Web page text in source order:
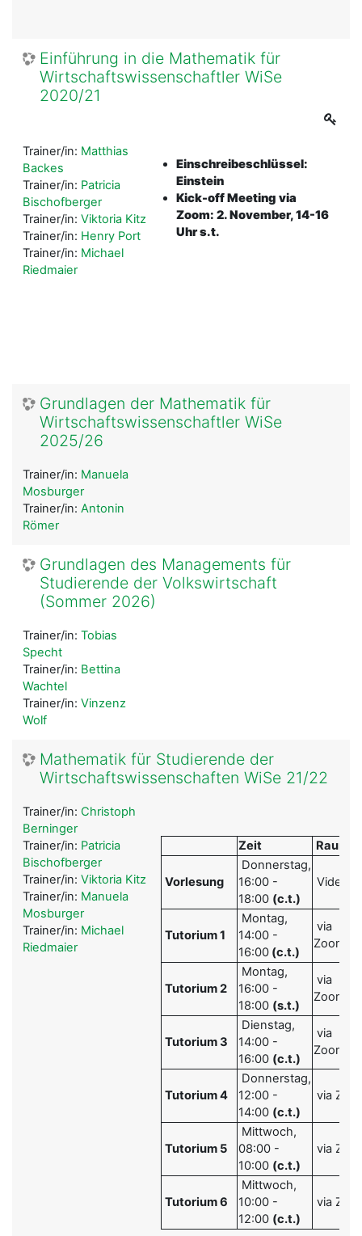
Einführung in die Mathematik für
Wirtschaftswissenschaftler WiSe
2020/21
Einschreibeschlüssel:
Einstein
Kick-off Meeting via
Zoom:2. November, 14-16
Uhr s.t.
Trainer/in: Matthias
Backes
Trainer/in: Patricia
Bischofberger
Trainer/in: Viktoria Kitz
Trainer/in: Henry Port
Trainer/in: Michael
Riedmaier
Grundlagen der Mathematik für
Wirtschaftswissenschaftler WiSe
2025/26
Trainer/in: Manuela
Mosburger
Trainer/in: Antonin
Römer
Grundlagen des Managements für
Studierende der Volkswirtschaft
(Sommer 2026)
Trainer/in: Tobias
Specht
Trainer/in: Bettina
Wachtel
Trainer/in: Vinzenz
Wolf
Mathematik für Studierende der
Wirtschaftswissenschaften WiSe 21/22
Zeit Raum
Vorlesung
Donnerstag,
16:00 -
18:00 (c.t.)
Tutorium 1
Montag,
14:00 -
16:00(c.t.)
via
Zoom
Tutorium 2
Montag,
16:00 -
18:00 (s.t.)
via
Zoom
Tutorium 3
Dienstag,
14:00 -
16:00 (c.t.)
via
Zoom
Tutorium 4
Donnerstag,
12:00 -
14:00 (c.t.)
via
Tutorium 5
Mittwoch,
08:00 -
10:00 (c.t.)
via
Tutorium 6
Mittwoch,
10:00 -
12:00 (c.t.)
via
Trainer/in: Christoph
Berninger
Trainer/in: Patricia
Bischofberger
Trainer/in: Viktoria Kitz
Trainer/in: Manuela
Mosburger
Trainer/in: Michael
Riedmaier